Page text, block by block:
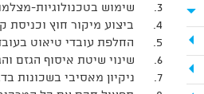
3. שימוש בטכנולוגיות-מצלמות דרך, חיישנים, אפליקציות.
4. ביצוע מיקור חוץ וכניסת קבלני נותני שירות ועבודה עפ"י מדדי שירות (חשמל ותשתית).
5. החלפת עובדי טיאוט בעובדי קבלן (מכרז חודש ספטמבר 22).
6. שינוי שיטת איסוף הגזם והגרוטאות במושבה וביטול חלקי של נישות הגזם.
7. ניקיון מאסיבי בשכונות בדגש רחובות עם פער משמעותי בתחום הנראות והניקיון – חזון איש, בית צורי, גאולים.